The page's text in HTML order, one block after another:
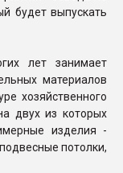
будет выпускать
лет занимает
материалов
хозяйственного
двух из которых
изделия -
потолки,